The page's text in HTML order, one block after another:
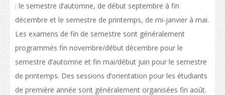
Parcours d'étude
Poser votre candidature pour vos études
Poser votre candidature
Visas
: le semestre d’automne, de début septembre à fin
décembre et le semestre de printemps, de mi-janvier à mai.
Les examens de fin de semestre sont généralement
programmés fin novembre/début décembre pour le
semestre d’automne et fin mai/début juin pour le semestre
de printemps. Des sessions d’orientation pour les étudiants
de première année sont généralement organisées fin août.